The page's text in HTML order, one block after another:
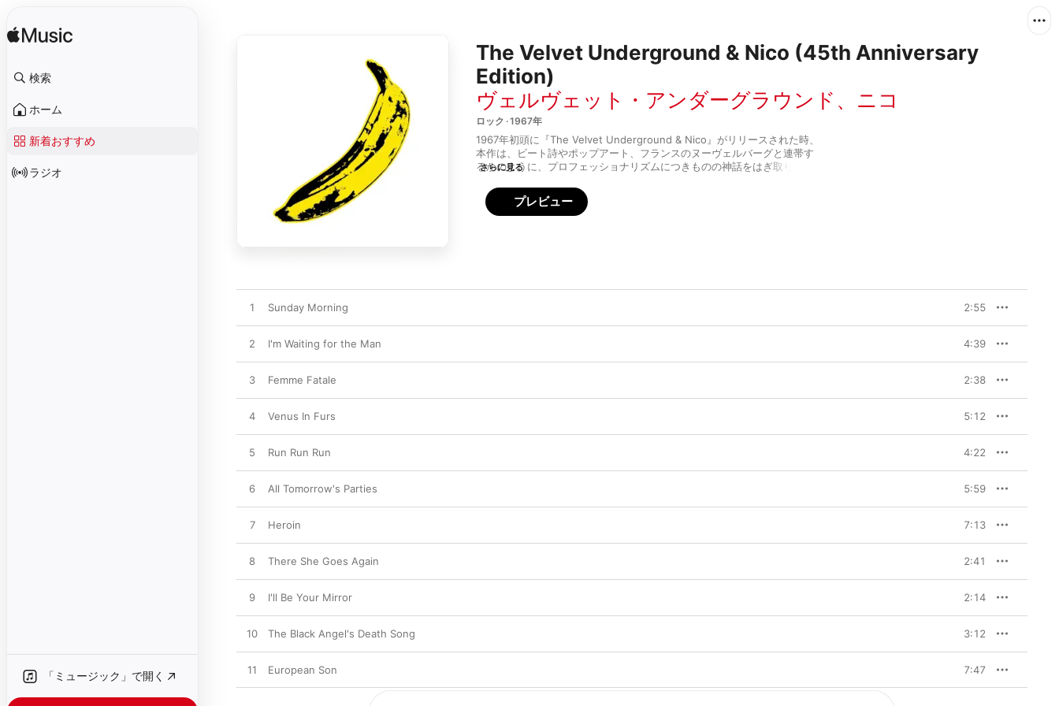
検索
ホーム
新着おすすめ
ラジオ
「ミュージック」で開く
The Velvet Underground & Nico (45th Anniversary
Edition)
ヴェルヴェット・アンダーグラウンド、 ニコ
ロック · 1967年
1967年初頭に『The Velvet Underground & Nico』がリリースされた時、
本作は、ビート詩やポップアート、フランスのヌーヴェルバーグと連帯す
るかのように、プロフェッショナリズムにつきものの神話をはぎ取り、ア
Son」「The Black Angel's Death Song」といった曲のノイジーで挑戦的
なサウンド、そして「I'll Be Your Mirror」の甘美さ。さらに「Heroin」や
「I’m Waiting for the Man」のように暗い主題を持つ曲でも、決して高踏
誰もがバンドを始めた」とブライアン・イーノが言ったことは有名な話
していた際の姿勢についても念頭に置いていたかもしれない。ルー・リー
さらに見る
プレビュー
1 Sunday Morning 2:55
2 I'm Waiting for the Man 4:39
3 Femme Fatale 2:38
4 Venus In Furs 5:12
5 Run Run Run 4:22
6 All Tomorrow's Parties 5:59
7 Heroin 7:13
8 There She Goes Again 2:41
9 I'll Be Your Mirror 2:14
10 The Black Angel's Death Song 3:12
11 European Son 7:47